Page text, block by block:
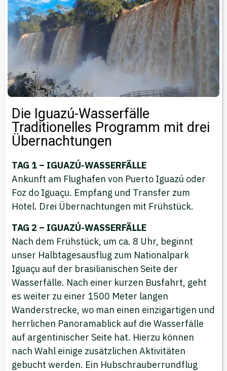
Die Iguazú-Wasserfälle
Traditionelles Programm mit drei
Übernachtungen
TAG 1 – IGUAZÚ-WASSERFÄLLE
Ankunft am Flughafen von Puerto Iguazú oder
Foz do Iguaçu. Empfang und Transfer zum
Hotel. Drei Übernachtungen mit Frühstück.
TAG 2 – IGUAZÚ-WASSERFÄLLE
Nach dem Frühstück, um ca. 8 Uhr, beginnt
unser Halbtagesausflug zum Nationalpark
Iguaçu auf der brasilianischen Seite der
Wasserfälle. Nach einer kurzen Busfahrt, geht
es weiter zu einer 1500 Meter langen
Wanderstrecke, wo man einen einzigartigen und
herrlichen Panoramablick auf die Wasserfälle
auf argentinischer Seite hat. Hierzu können
nach Wahl einige zusätzlichen Aktivitäten
gebucht werden. Ein Hubschrauberrundflug